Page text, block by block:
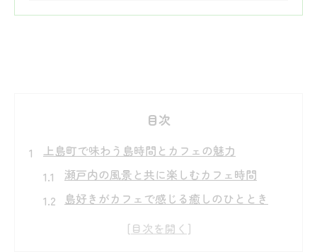
目次
上島町で味わう島時間とカフェの魅力
瀬戸内の風景と共に楽しむカフェ時間
島好きがカフェで感じる癒しのひととき
本屋併設カフェで心満たす上島町の魅力